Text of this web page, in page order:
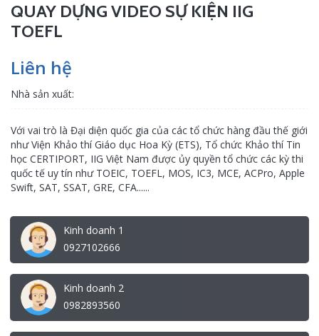
QUAY DỰNG VIDEO SỰ KIỆN IIG
TOEFL
Liên hệ
Nhà sản xuất:
Với vai trò là Đại diện quốc gia của các tổ chức hàng đầu thế giới
như Viện Khảo thí Giáo dục Hoa Kỳ (ETS), Tổ chức Khảo thí Tin
học CERTIPORT, IIG Việt Nam được ủy quyền tổ chức các kỳ thi
quốc tế uy tín như TOEIC, TOEFL, MOS, IC3, MCE, ACPro, Apple
Swift, SAT, SSAT, GRE, CFA......
Kinh doanh 1
0927102666
Kinh doanh 2
0982893560